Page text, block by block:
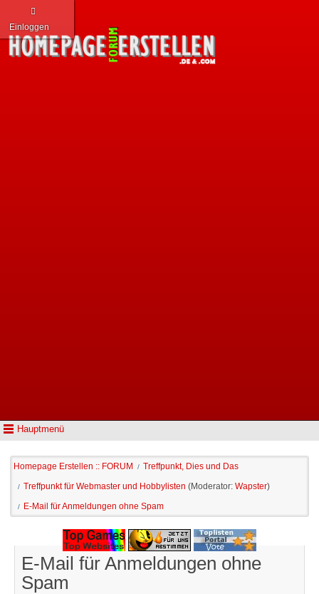
Hauptmenü
Einloggen
Homepage Erstellen :: FORUM / Treffpunkt, Dies und Das
/ Treffpunkt für Webmaster und Hobbylisten (Moderator: Wapster)
/ E-Mail für Anmeldungen ohne Spam
E-Mail für Anmeldungen ohne
Spam